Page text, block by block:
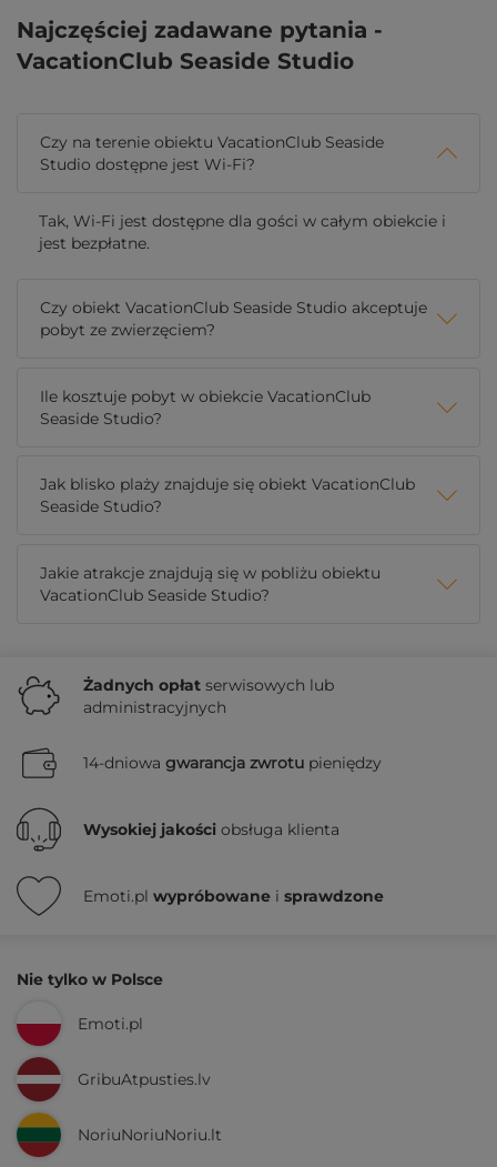
Najczęściej zadawane pytania -
VacationClub Seaside Studio
Czy na terenie obiektu VacationClub Seaside
Studio dostępne jest Wi-Fi?
Tak, Wi-Fi jest dostępne dla gości w całym obiekcie i
jest bezpłatne.
Czy obiekt VacationClub Seaside Studio akceptuje
pobyt ze zwierzęciem?
Ile kosztuje pobyt w obiekcie VacationClub
Seaside Studio?
Jak blisko plaży znajduje się obiekt VacationClub
Seaside Studio?
Jakie atrakcje znajdują się w pobliżu obiektu
VacationClub Seaside Studio?
Żadnych opłat serwisowych lub
administracyjnych
14-dniowa gwarancja zwrotu pieniędzy
Wysokiej jakości obsługa klienta
Emoti.pl wypróbowane i sprawdzone
Nie tylko w Polsce
Emoti.pl
GribuAtpusties.lv
NoriuNoriuNoriu.lt